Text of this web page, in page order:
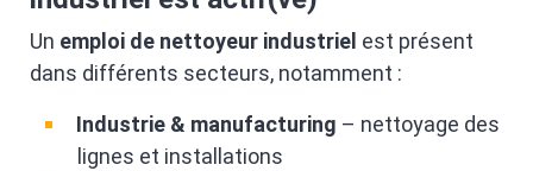
Un emploi de nettoyeur industriel est présent
dans différents secteurs, notamment :
Industrie & manufacturing – nettoyage des
lignes et installations